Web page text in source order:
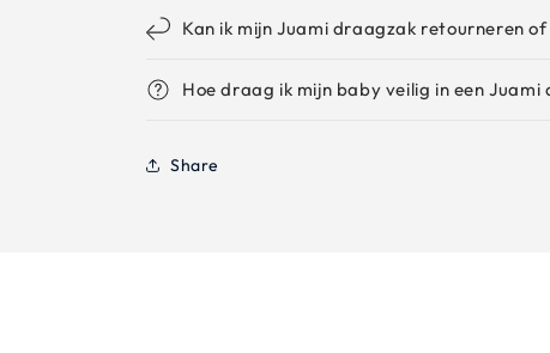
Kan ik mijn Juami draagzak retourneren of
Hoe draag ik mijn baby veilig in een Juami
Share